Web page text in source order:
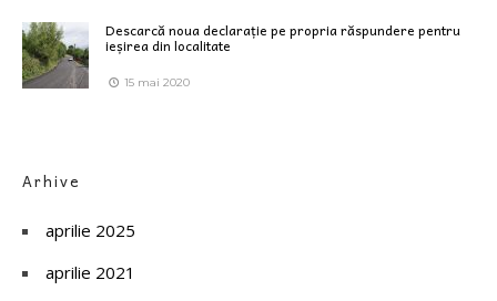
Descarcă noua declarație pe propria răspundere pentru
ieșirea din localitate
15 mai 2020
Arhive
aprilie 2025
aprilie 2021